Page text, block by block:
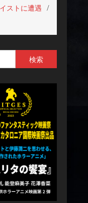
ストに遭遇
索: